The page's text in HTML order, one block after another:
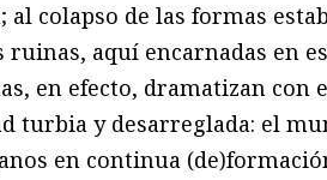
al colapso de las formas
aquí encarnadas en
en efecto, dramatizan con
turbia y desarreglada: el
en continua